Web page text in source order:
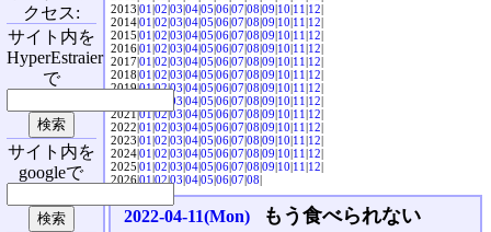
2013|01|02|03|04|05|06|07|08|09|10|11|12|
2014|01|02|03|04|05|06|07|08|09|10|11|12|
2015|01|02|03|04|05|06|07|08|09|10|11|12|
2016|01|02|03|04|05|06|07|08|09|10|11|12|
2017|01|02|03|04|05|06|07|08|09|10|11|12|
2018|01|02|03|04|05|06|07|08|09|10|11|12|
2019|01|02|03|04|05|06|07|08|09|10|11|12|
03|04|05|06|07|08|09|10|11|12|
2021|01|02|03|04|05|06|07|08|09|10|11|12|
2022|01|02|03|04|05|06|07|08|09|10|11|12|
2023|01|02|03|04|05|06|07|08|09|10|11|12|
2024|01|02|03|04|05|06|07|08|09|10|11|12|
2025|01|02|03|04|05|06|07|08|09|10|11|12|
2026|01|02|03|04|05|06|07|08|
2022-04-11(Mon)
もう食べられない
クセス:
サイト内を
HyperEstraier
で
サイト内を
googleで